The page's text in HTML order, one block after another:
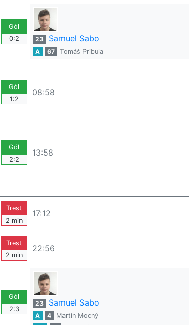
Gól
0:2
23 Samuel Sabo
A 67 Tomáš Pribula
Gól
1:2
08:58
Gól
2:2
13:58
Trest
2 min
17:12
Trest
2 min
22:56
Gól
2:3
23 Samuel Sabo
A 4
Martin Mocný